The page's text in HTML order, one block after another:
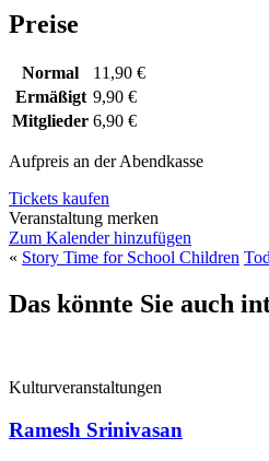
Preise
Normal
11,90 €
Ermäßigt 9,90 €
Mitglieder 6,90 €
Aufpreis an der Abendkasse
Tickets kaufen
Veranstaltung merken
Zum Kalender hinzufügen
« Story Time for School Children
Das könnte Sie auch
Kulturveranstaltungen
Ramesh Srinivasan